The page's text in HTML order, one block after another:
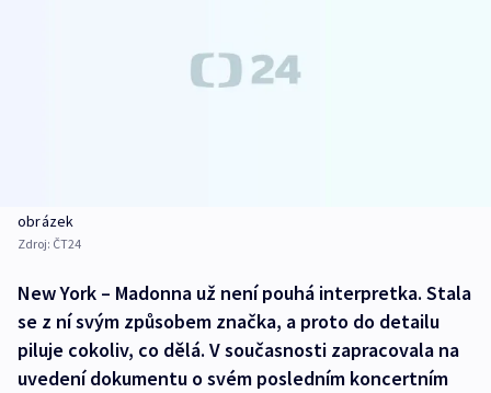
obrázek
Zdroj: ČT24
New York – Madonna už není pouhá interpretka. Stala
se z ní svým způsobem značka, a proto do detailu
piluje cokoliv, co dělá. V současnosti zapracovala na
uvedení dokumentu o svém posledním koncertním